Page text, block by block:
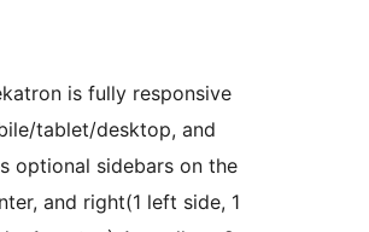
is fully responsive
tablet/desktop, and
optional sidebars on the
and right(1 left side, 1